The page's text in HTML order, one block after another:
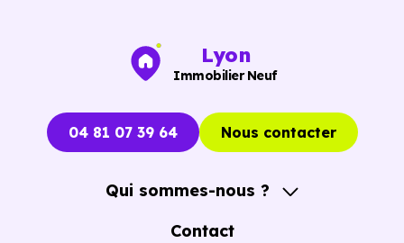
opportunités concrètes.
Lyon
Immobilier Neuf
04 81 07 39 64 Nous contacter
Qui sommes-nous ?
A propos
Contact